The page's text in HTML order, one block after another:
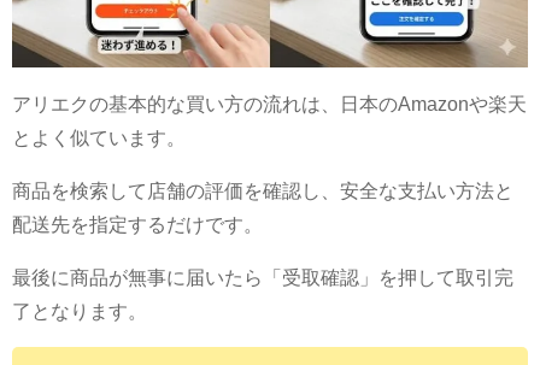
アリエクの基本的な買い方の流れは、日本のAmazonや楽天
とよく似ています。
商品を検索して店舗の評価を確認し、安全な支払い方法と
配送先を指定するだけです。
最後に商品が無事に届いたら「受取確認」を押して取引完
了となります。